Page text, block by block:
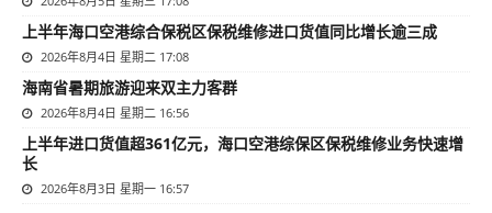
上半年海口空港综合保税区保税维修进口货值同比增长逾三成
2026年8月4日 星期二 17:08
海南省暑期旅游迎来双主力客群
2026年8月4日 星期二 16:56
上半年进口货值超361亿元，海口空港综保区保税维修业务快速增
长
2026年8月3日 星期一 16:57